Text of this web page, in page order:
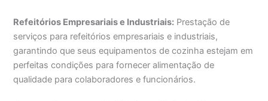
Refeitórios Empresariais e Industriais: Prestação de
serviços para refeitórios empresariais e industriais,
garantindo que seus equipamentos de cozinha estejam em
perfeitas condições para fornecer alimentação de
qualidade para colaboradores e funcionários.